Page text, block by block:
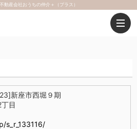
動産会社おうちの仲介＋（プラス）
新座市西堀９期
目
s_r_133116/